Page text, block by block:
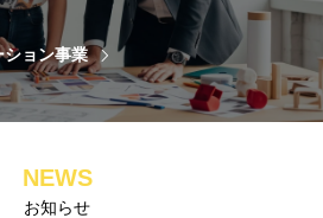
ション事業
NEWS
お知らせ